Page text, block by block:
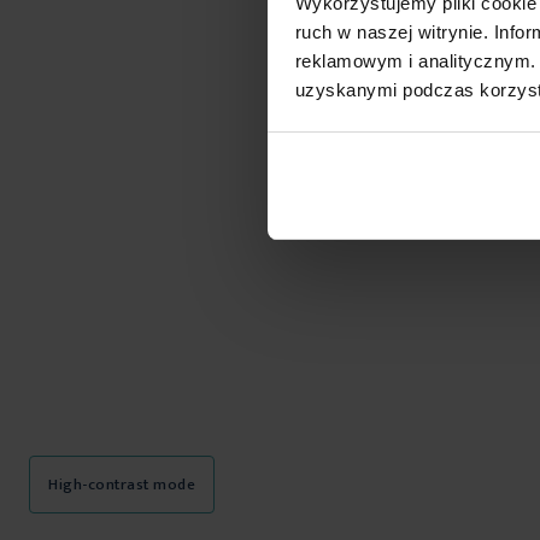
ruch w naszej witrynie.
reklamowym i
uzyskanymi podczas
High-contrast mode